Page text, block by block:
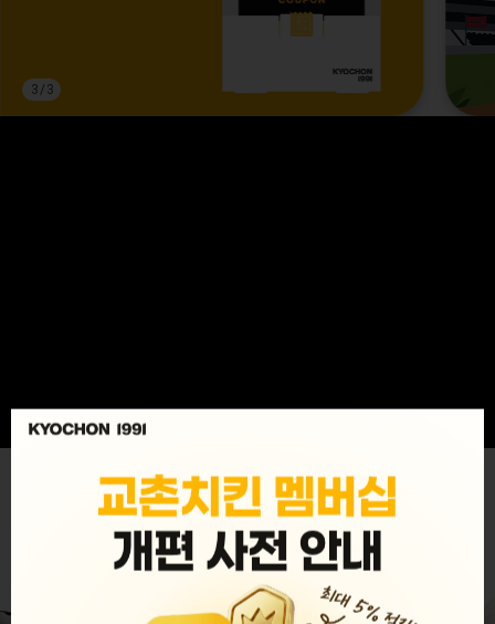
3/ 3
MENU